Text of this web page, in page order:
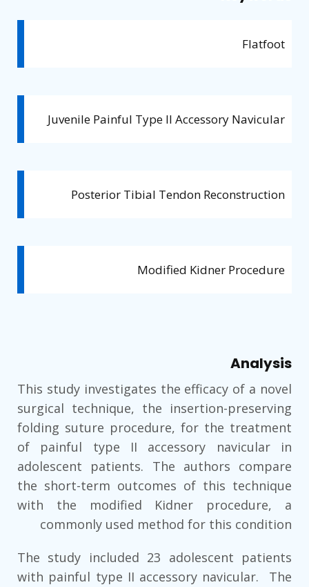
Flatfoot
Juvenile Painful Type II Accessory Navicular
Posterior Tibial Tendon Reconstruction
Modified Kidner Procedure
Analysis
This study investigates the efficacy of a novel
surgical technique, the insertion-preserving
folding suture procedure, for the treatment
of painful type II accessory navicular in
adolescent patients. The authors compare
the short-term outcomes of this technique
with the modified Kidner procedure, a
commonly used method for this condition
The study included 23 adolescent patients
with painful type II accessory navicular. The